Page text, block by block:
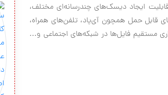
ایجاد دیسک‌های چندرسانه‌ای مختلف،
قابل حمل همچون آی‌پاد، تلفن‌های همراه،
مستقیم فایل‌ها در شبکه‌های اجتماعی و...